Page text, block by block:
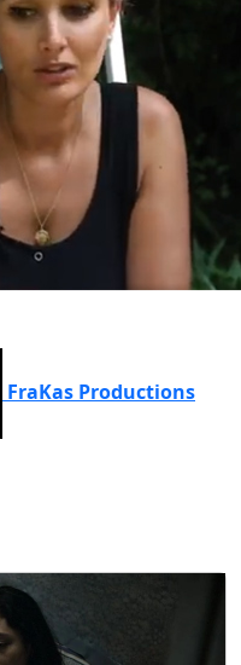
FraKas Productions